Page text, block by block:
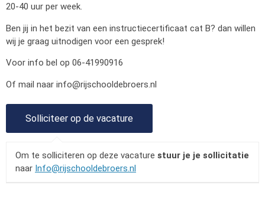
20-40 uur per week.
Ben jij in het bezit van een instructiecertificaat cat B? dan willen
wij je graag uitnodigen voor een gesprek!
Voor info bel op 06-41990916
Of mail naar info@rijschooldebroers.nl
Om te solliciteren op deze vacature stuur je je sollicitatie
naar Info@rijschooldebroers.nl